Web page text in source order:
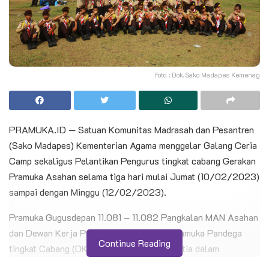
Foto : Dok. Sako Madapes Kemenag
PRAMUKA.ID — Satuan Komunitas Madrasah dan Pesantren
(Sako Madapes) Kementerian Agama menggelar Galang Ceria
Camp sekaligus Pelantikan Pengurus tingkat cabang Gerakan
Pramuka Asahan selama tiga hari mulai Jumat (10/02/2023)
sampai dengan Minggu (12/02/2023).
Pramuka Gugusdepan 11.081 – 11.082 Pangkalan MAN Asahan
dan Dewan Kerja Pramuka Penegak dan Pramuka Pandega
tingkat Cabang (DKC) Asahan menjadi panitia dalam
Continue Reading